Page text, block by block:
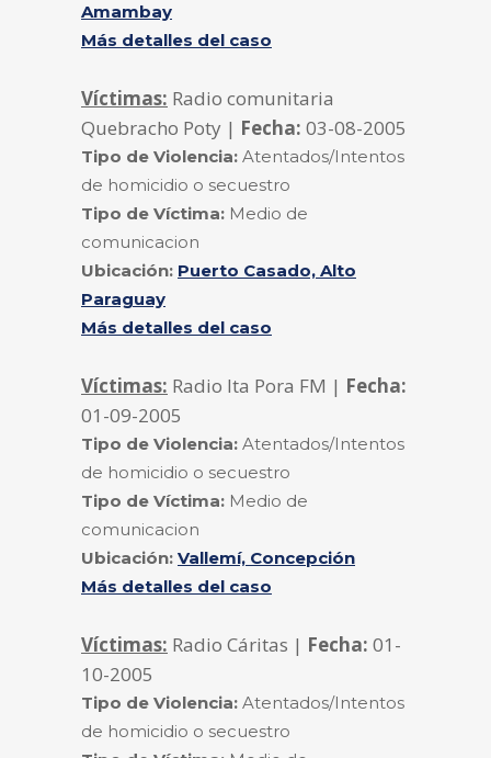
Amambay
Más detalles del caso
Víctimas: Radio comunitaria
Quebracho Poty | Fecha: 03-08-2005
Tipo de Violencia: Atentados/Intentos
de homicidio o secuestro
Tipo de Víctima: Medio de
comunicacion
Ubicación: Puerto Casado, Alto
Paraguay
Más detalles del caso
Víctimas: Radio Ita Pora FM | Fecha:
01-09-2005
Tipo de Violencia: Atentados/Intentos
de homicidio o secuestro
Tipo de Víctima: Medio de
comunicacion
Ubicación: Vallemí, Concepción
Más detalles del caso
Víctimas: Radio Cáritas | Fecha: 01-
10-2005
Tipo de Violencia: Atentados/Intentos
de homicidio o secuestro